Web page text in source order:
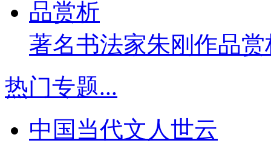
著名书法家朱刚作品赏
热门专题...
中国当代文人世云